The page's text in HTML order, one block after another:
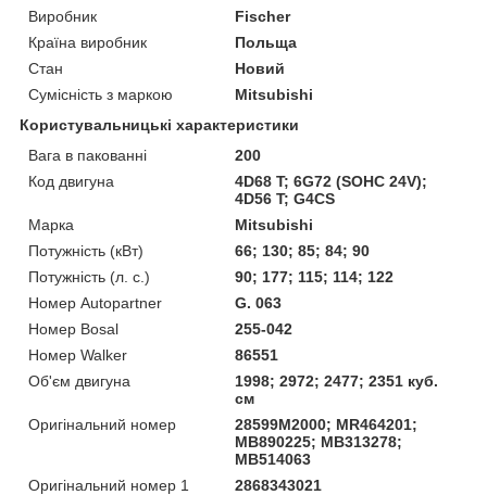
Виробник
Fischer
Країна виробник
Польща
Стан
Новий
Сумісність з маркою
Mitsubishi
Користувальницькі характеристики
Вага в пакованні
200
Код двигуна
4D68 T; 6G72 (SOHC 24V);
4D56 T; G4CS
Марка
Mitsubishi
Потужність (кВт)
66; 130; 85; 84; 90
Потужність (л. с.)
90; 177; 115; 114; 122
Номер Autopartner
G. 063
Номер Bosal
255-042
Номер Walker
86551
Об'єм двигуна
1998; 2972; 2477; 2351 куб.
см
Оригінальний номер
28599M2000; MR464201;
MB890225; MB313278;
MB514063
Оригінальний номер 1
2868343021